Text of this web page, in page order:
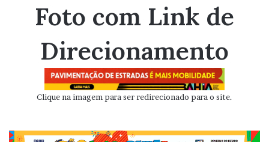
Foto com Link de
Direcionamento
Clique na imagem para ser redirecionado para o site.